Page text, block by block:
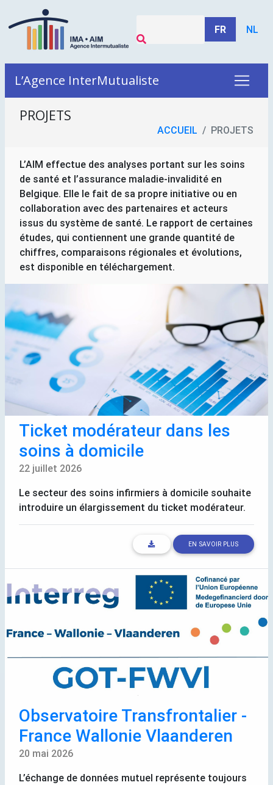
FR NL
L’Agence InterMutualiste
PROJETS
ACCUEIL PROJETS
L’AIM effectue des analyses portant sur les soins
de santé et l’assurance maladie-invalidité en
Belgique. Elle le fait de sa propre initiative ou en
collaboration avec des partenaires et acteurs
issus du système de santé. Le rapport de certaines
études, qui contiennent une grande quantité de
chiffres, comparaisons régionales et évolutions,
est disponible en téléchargement.
Ticket modérateur dans les
soins à domicile
22 juillet 2026
Le secteur des soins infirmiers à domicile souhaite
introduire un élargissement du ticket modérateur.
EN SAVOIR PLUS
Observatoire Transfrontalier -
France Wallonie Vlaanderen
20 mai 2026
L’échange de données mutuel représente toujours